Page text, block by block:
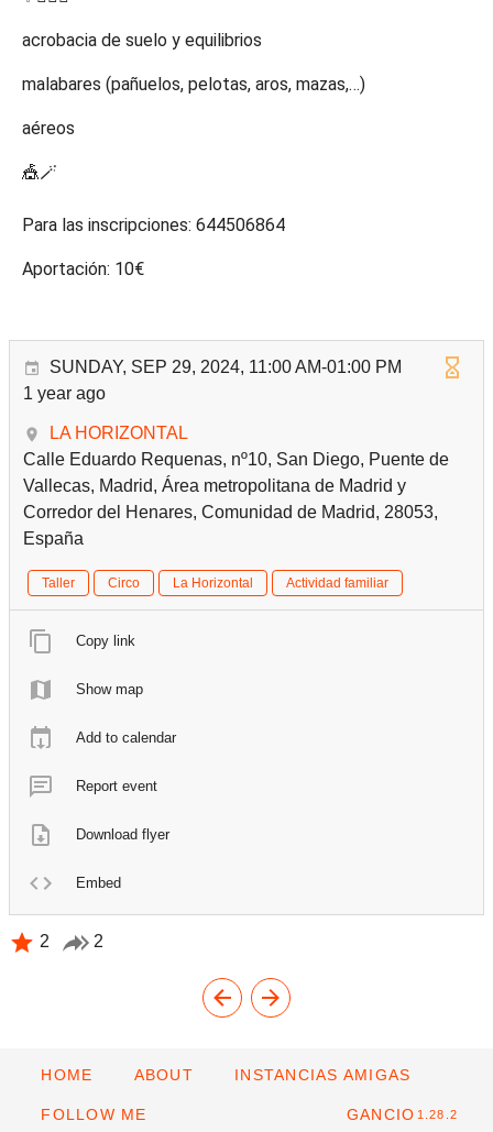
acrobacia de suelo y equilibrios
malabares (pañuelos, pelotas, aros, mazas,…)
aéreos
🎪🪄
Para las inscripciones: 644506864
Aportación: 10€
SUNDAY, SEP 29, 2024, 11:00 AM-01:00 PM
1 year ago
LA HORIZONTAL
Calle Eduardo Requenas, nº10, San Diego, Puente de
Vallecas, Madrid, Área metropolitana de Madrid y
Corredor del Henares, Comunidad de Madrid, 28053,
España
Taller Circo La Horizontal Actividad familiar
Copy link
Show map
Add to calendar
Report event
Download flyer
Embed
2 2
HOME ABOUT INSTANCIAS AMIGAS
FOLLOW ME GANCIO 1.28.2